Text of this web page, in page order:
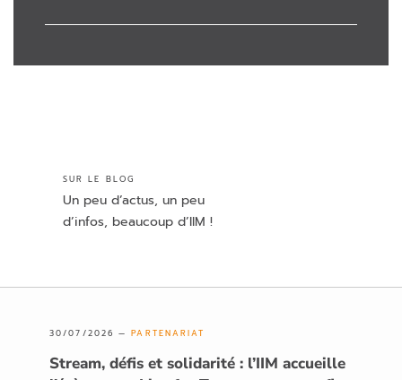
SUR LE BLOG
Un peu d’actus, un peu
d’infos, beaucoup d’IIM !
30/07/2026 —PARTENARIAT
Stream, défis et solidarité : l’IIM accueille